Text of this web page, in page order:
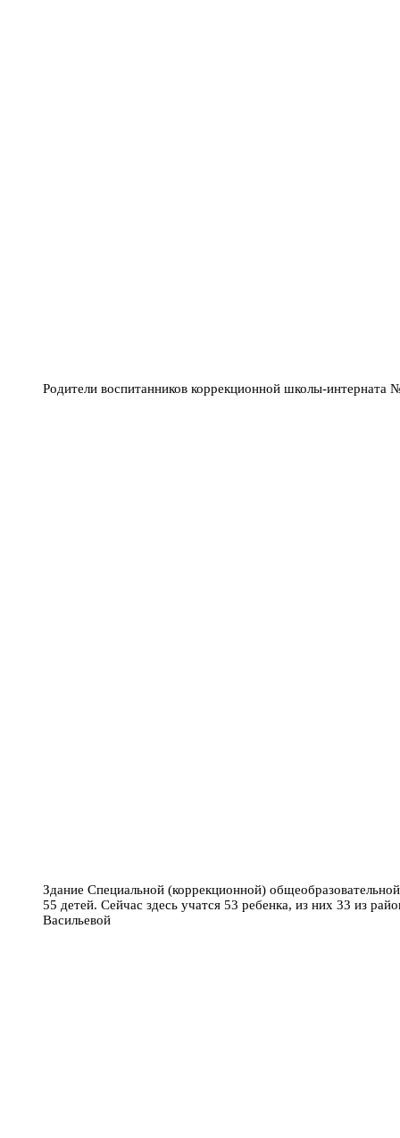
Родители воспитанников коррекционной школы-интерната
Здание Специальной (коррекционной)
55 детей. Сейчас здесь учатся 53 ребенка, из них 33 из
Васильевой